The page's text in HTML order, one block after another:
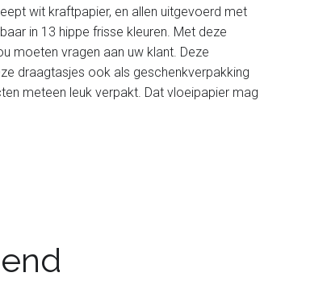
wit kraftpapier, en allen uitgevoerd met
in 13 hippe frisse kleuren. Met deze
moeten vragen aan uw klant. Deze
draagtasjes ook als geschenkverpakking
meteen leuk verpakt. Dat vloeipapier mag